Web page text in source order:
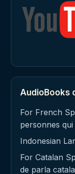
AudioBooks
For French
personnes
Indonesian
For Catalan
de parla